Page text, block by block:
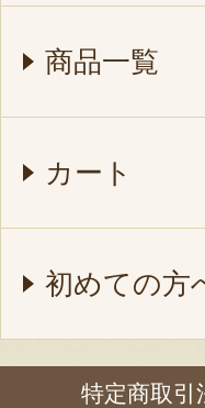
商品一覧
カート
初めての方
特定商取引